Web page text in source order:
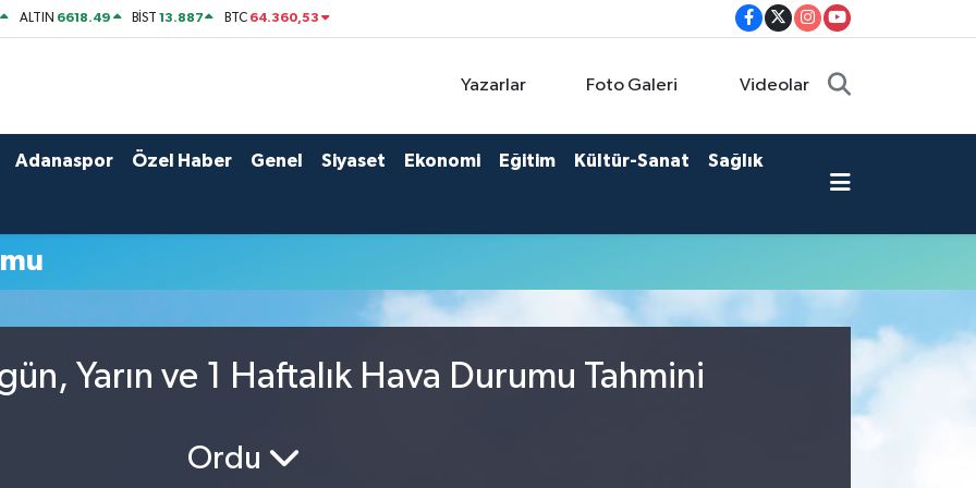
ALTIN 6618.49 BİST13.887 BTC 64.360,53
Yazarlar Foto Galeri Videolar
Adanaspor Özel Haber Genel Siyaset Ekonomi Eğitim Kültür-Sanat Sağlık
Yarın ve 1 Haftalık Hava Durumu Tahmini
Ordu